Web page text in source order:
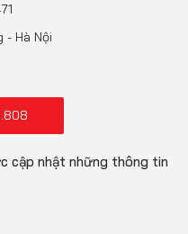
- Hà Nội
cập nhật những thông tin